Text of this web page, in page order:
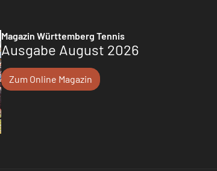
Magazin Württemberg Tennis
Ausgabe August 2026
Zum Online Magazin